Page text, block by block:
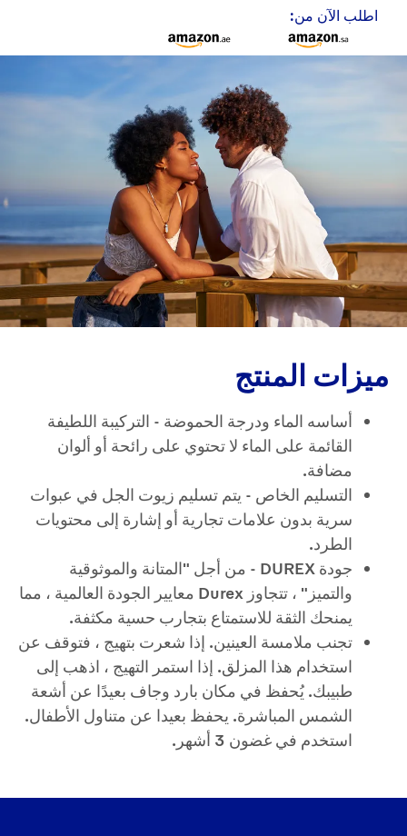
اطلب الآن من:
ميزات المنتج
أساسه الماء ودرجة الحموضة - التركيبة اللطيفة
القائمة على الماء لا تحتوي على رائحة أو ألوان
مضافة.
التسليم الخاص - يتم تسليم زيوت الجل في عبوات
سرية بدون علامات تجارية أو إشارة إلى محتويات
الطرد.
جودة DUREX - من أجل "المتانة والموثوقية
والتميز" ، تتجاوز Durex معايير الجودة العالمية ، مما
يمنحك الثقة للاستمتاع بتجارب حسية مكثفة.
تجنب ملامسة العينين. إذا شعرت بتهيج ، فتوقف عن
استخدام هذا المزلق. إذا استمر التهيج ، اذهب إلى
طبيبك. يُحفظ في مكان بارد وجاف بعيدًا عن أشعة
الشمس المباشرة. يحفظ بعيدا عن متناول الأطفال.
استخدم في غضون 3 أشهر.